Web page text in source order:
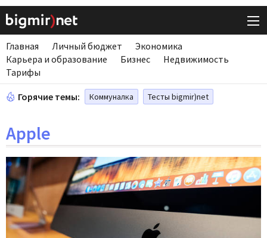
Главная Личный бюджет
Экономика
Карьера и образование
Бизнес
Недвижимость
Тарифы
Горячие темы: Коммуналка Тесты bigmir)net
Apple